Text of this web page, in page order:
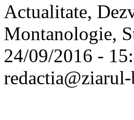
Actualitate,
Montanologie,
24/09/2016 -